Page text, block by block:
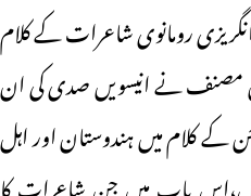
رومانوی شاعرات کے کلام
مصنف نے انیسویں صدی کی ان
کے کلام میں ہندوستان اور اہل
باب میں جن شاعرات کا